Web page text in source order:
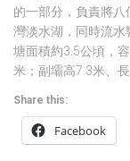
的一部分，負責將
灣淡水湖，同時流水
塘面積約3.5公頃，
米；副壩高7.3米、
Share this:
Facebook